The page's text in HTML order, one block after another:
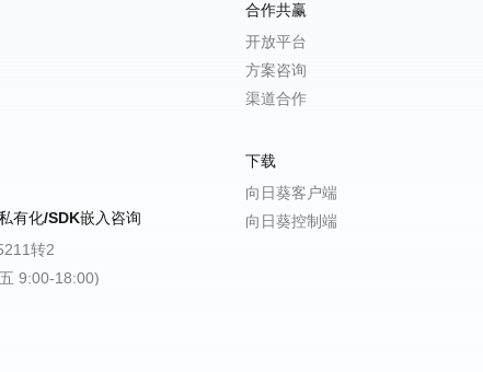
有化/SDK嵌入咨询
转2
9:00-18:00)
合作共赢
开放平台
方案咨询
渠道合作
下载
向日葵客户端
向日葵控制端